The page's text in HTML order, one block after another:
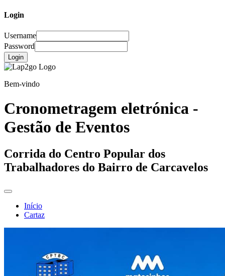
Login
Username
Password
Login
Bem-vindo
Cronometragem eletrónica -
Gestão de Eventos
Corrida do Centro Popular dos
Trabalhadores do Bairro de Carcavelos
Início
Cartaz